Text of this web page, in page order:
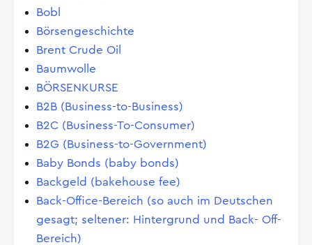
Bobl
Börsengeschichte
Brent Crude Oil
Baumwolle
BÖRSENKURSE
B2B (Business-to-Business)
B2C (Business-To-Consumer)
B2G (Business-to-Government)
Baby Bonds (baby bonds)
Backgeld (bakehouse fee)
Back-Office-Bereich (so auch im Deutschen
gesagt; seltener: Hintergrund und Back- Off-
Bereich)